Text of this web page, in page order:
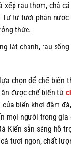
xếp rau thơm, chả
Tư từ tưới phân
thức.
lát chanh, rau
chọn để chế biến
được chế biến từ
biển khơi đậm
mọi người trong
Kiến sẵn sàng hỗ
tươi ngon, chất